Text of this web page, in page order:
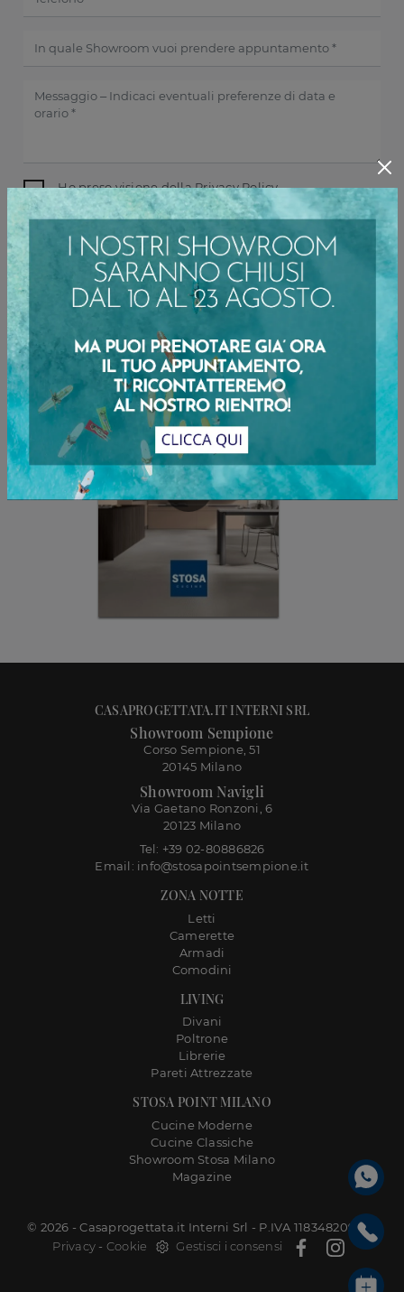
Sfoglia i cataloghi
Ho preso visione dellaPrivacy Policy
INVIA
STOSA POINT MILANO
Cucine Moderne
Cucine Classiche
Showroom Stosa Milano
Magazine
LIVING
Divani
Poltrone
Librerie
Pareti Attrezzate
ZONA NOTTE
Letti
Camerette
Armadi
Comodini
CASAPROGETTATA.IT INTERNI SRL
Showroom Sempione
Corso Sempione, 51
20145 Milano
Showroom Navigli
Via Gaetano Ronzoni, 6
20123 Milano
Tel: +39 02-80886826
Email: info@stosapointsempione.it
© 2026 - Casaprogettata.it Interni Srl - P.IVA 11834820968 |
Privacy - Cookie Gestisci i consensi